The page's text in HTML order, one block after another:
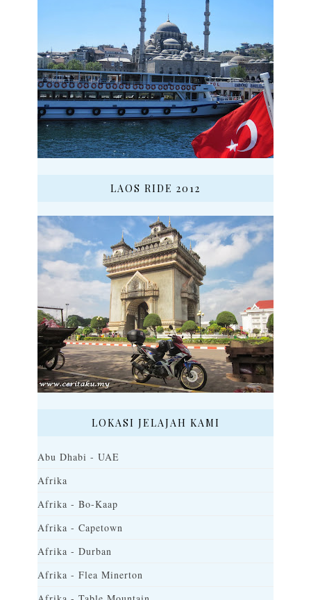
LAOS RIDE 2012
LOKASI JELAJAH KAMI
Abu Dhabi - UAE
Afrika
Afrika - Bo-Kaap
Afrika - Capetown
Afrika - Durban
Afrika - Flea Minerton